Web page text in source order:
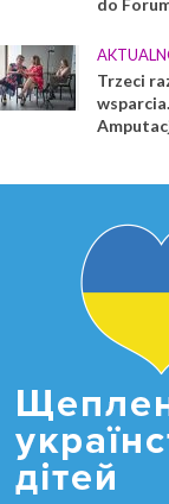
do
Trzeci